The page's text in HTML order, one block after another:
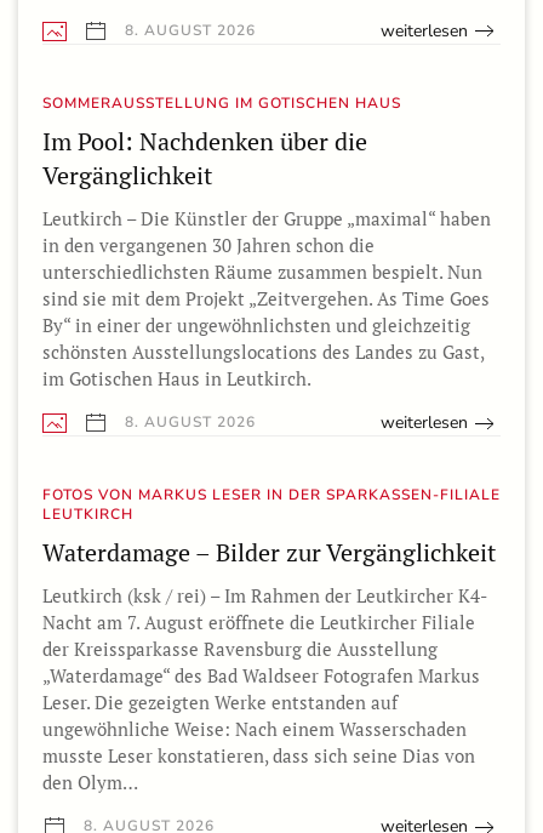
8. AUGUST 2026 weiterlesen
SOMMERAUSSTELLUNG IM GOTISCHEN HAUS
Im Pool: Nachdenken über die
Vergänglichkeit
Leutkirch – Die Künstler der Gruppe „maximal“ haben
in den vergangenen 30 Jahren schon die
unterschiedlichsten Räume zusammen bespielt. Nun
sind sie mit dem Projekt „Zeitvergehen. As Time Goes
By“ in einer der ungewöhnlichsten und gleichzeitig
schönsten Ausstellungslocations des Landes zu Gast,
im Gotischen Haus in Leutkirch.
8. AUGUST 2026 weiterlesen
FOTOS VON MARKUS LESER IN DER SPARKASSEN-FILIALE
LEUTKIRCH
Waterdamage – Bilder zur Vergänglichkeit
Leutkirch (ksk / rei) – Im Rahmen der Leutkircher K4-
Nacht am 7. August eröffnete die Leutkircher Filiale
der Kreissparkasse Ravensburg die Ausstellung
„Waterdamage“ des Bad Waldseer Fotografen Markus
Leser. Die gezeigten Werke entstanden auf
ungewöhnliche Weise: Nach einem Wasserschaden
musste Leser konstatieren, dass sich seine Dias von
den Olym…
8. AUGUST 2026 weiterlesen